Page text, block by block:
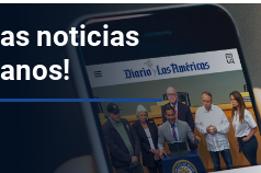
noticias